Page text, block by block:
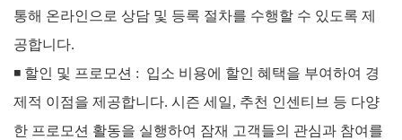
통해 온라인으로 상담 및 등록 절차를 수행할 수 있도록 제
공합니다.
◾ 할인 및 프로모션 : 입소 비용에 할인 혜택을 부여하여 경
제적 이점을 제공합니다. 시즌 세일, 추천 인센티브 등 다양
한 프로모션 활동을 실행하여 잠재 고객들의 관심과 참여를